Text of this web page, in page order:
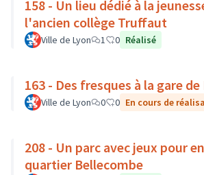
158 - Un lieu dédié à la
l'ancien collège Truffaut
Ville de Lyon 1 0 Réalisé
163 - Des fresques à la gare
Ville de Lyon 0 0 En cours de
208 - Un parc avec jeux pour
quartier Bellecombe